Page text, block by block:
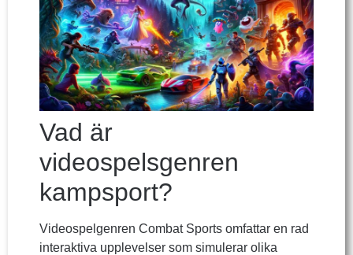
Vad är
videospelsgenren
kampsport?
Videospelgenren Combat Sports omfattar en rad
interaktiva upplevelser som simulerar olika